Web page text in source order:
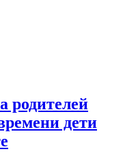
родителей
дети